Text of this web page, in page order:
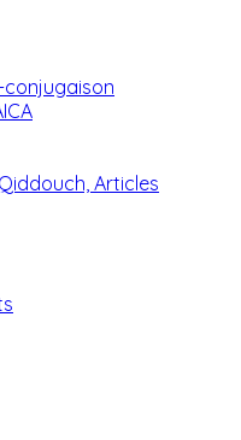
Articles